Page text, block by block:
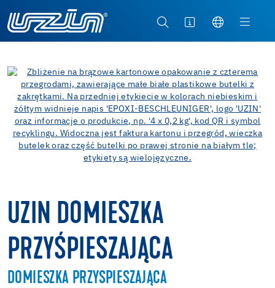
UZIN DOMIESZKA
PRZYŚPIESZAJĄCA
DOMIESZKA PRZYSPIESZAJĄCA